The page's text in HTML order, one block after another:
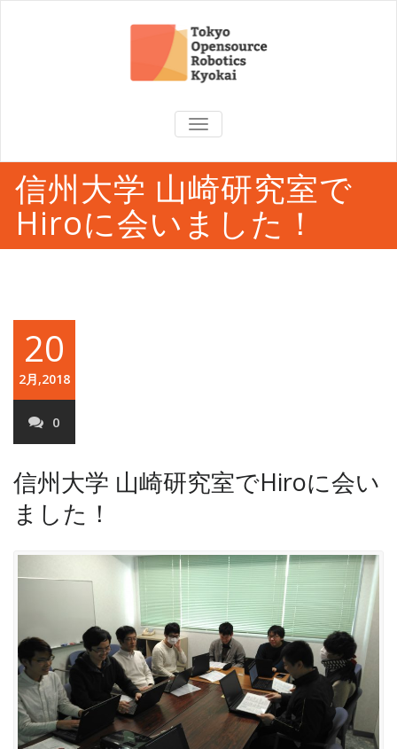
TOGGLE
NAVIGATION
信州大学 山崎研究室で
Hiroに会いました！
20
2月,2018
0
信州大学 山崎研究室でHiroに会い
ました！